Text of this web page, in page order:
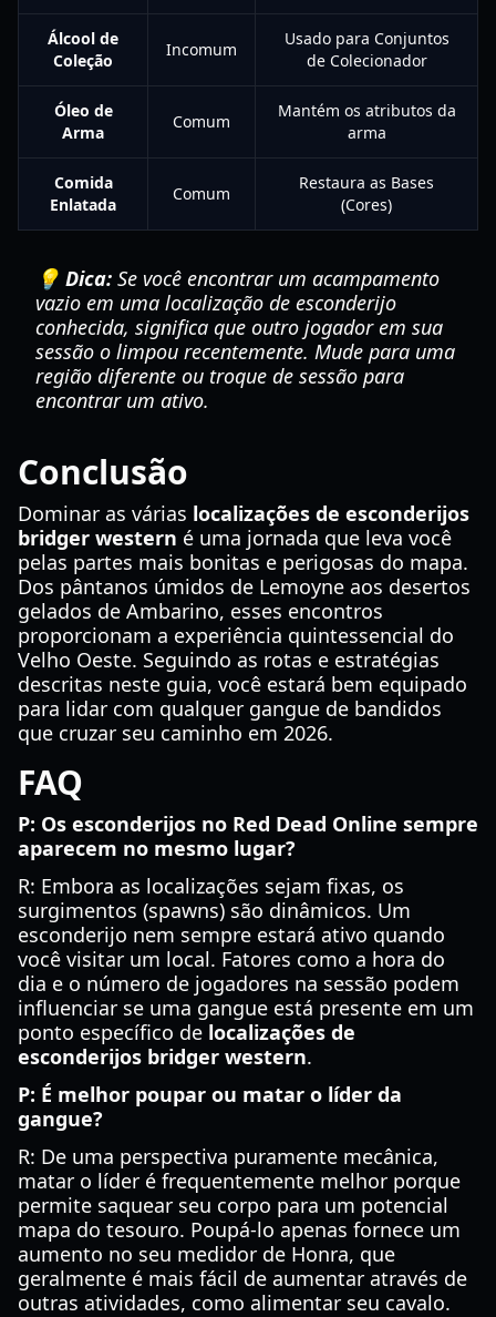
Álcool de
Coleção
Incomum
Usado para Conjuntos
de Colecionador
Óleo de
Arma
Comum
Mantém os atributos da
arma
Comida
Enlatada
Comum
Restaura as Bases
(Cores)
💡 Dica: Se você encontrar um acampamento
vazio em uma localização de esconderijo
conhecida, significa que outro jogador em sua
sessão o limpou recentemente. Mude para uma
região diferente ou troque de sessão para
encontrar um ativo.
Conclusão
Dominar as várias localizações de esconderijos
bridger western é uma jornada que leva você
pelas partes mais bonitas e perigosas do mapa.
Dos pântanos úmidos de Lemoyne aos desertos
gelados de Ambarino, esses encontros
proporcionam a experiência quintessencial do
Velho Oeste. Seguindo as rotas e estratégias
descritas neste guia, você estará bem equipado
para lidar com qualquer gangue de bandidos
que cruzar seu caminho em 2026.
FAQ
P: Os esconderijos no Red Dead Online sempre
aparecem no mesmo lugar?
R: Embora as localizações sejam fixas, os
surgimentos (spawns) são dinâmicos. Um
esconderijo nem sempre estará ativo quando
você visitar um local. Fatores como a hora do
dia e o número de jogadores na sessão podem
influenciar se uma gangue está presente em um
ponto específico de localizações de
esconderijos bridger western.
P: É melhor poupar ou matar o líder da
gangue?
R: De uma perspectiva puramente mecânica,
matar o líder é frequentemente melhor porque
permite saquear seu corpo para um potencial
mapa do tesouro. Poupá-lo apenas fornece um
aumento no seu medidor de Honra, que
geralmente é mais fácil de aumentar através de
outras atividades, como alimentar seu cavalo.